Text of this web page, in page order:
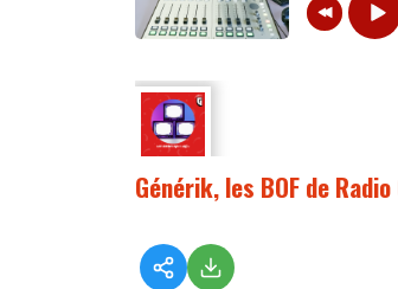
Générik, les BOF de